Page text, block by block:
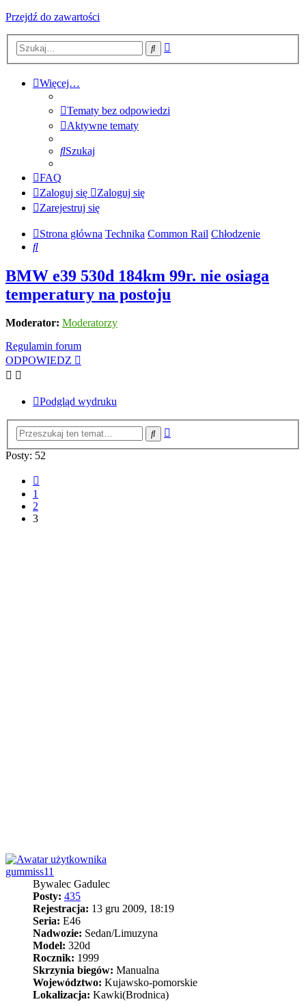
Przejdź do zawartości
Szukaj
Więcej…
Tematy bez odpowiedzi
Aktywne tematy
Szukaj
FAQ
Zaloguj się
Zaloguj się
Zarejestruj się
Strona główna Technika Common Rail Chłodzenie
Szukaj
BMW e39 530d 184km 99r. nie osiaga
temperatury na postoju
Moderator: Moderatorzy
Regulamin forum
ODPOWIEDZ
Podgląd wydruku
Szukaj
Posty: 52
1
2
3
gummiss11
Bywalec Gadulec
Posty: 435
Rejestracja: 13 gru 2009, 18:19
Seria: E46
Nadwozie: Sedan/Limuzyna
Model: 320d
Rocznik: 1999
Skrzynia biegów: Manualna
Województwo: Kujawsko-pomorskie
Lokalizacja: Kawki(Brodnica)